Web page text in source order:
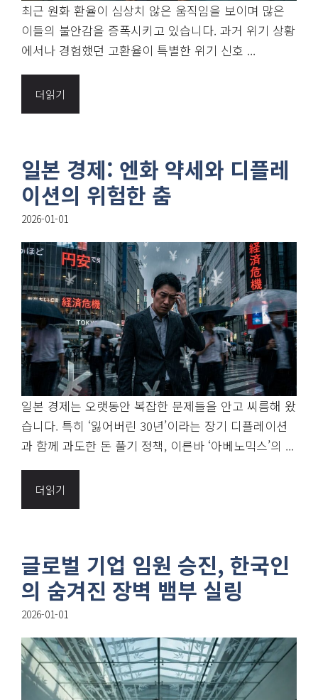
최근 원화 환율이 심상치 않은 움직임을 보이며 많은
이들의 불안감을 증폭시키고 있습니다. 과거 위기 상황
에서나 경험했던 고환율이 특별한 위기 신호 ...
더읽기
일본 경제: 엔화 약세와 디플레
이션의 위험한 춤
2026-01-01
일본 경제는 오랫동안 복잡한 문제들을 안고 씨름해 왔
습니다. 특히 ‘잃어버린 30년’이라는 장기 디플레이션
과 함께 과도한 돈 풀기 정책, 이른바 ‘아베노믹스’의 ...
더읽기
글로벌 기업 임원 승진, 한국인
의 숨겨진 장벽 뱀부 실링
2026-01-01